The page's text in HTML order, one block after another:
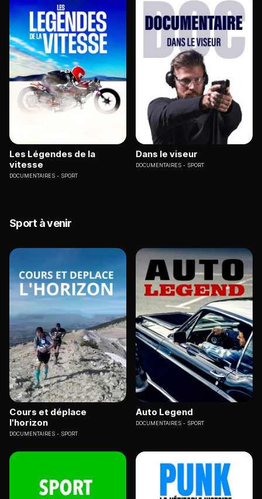
Les Légendes de la
vitesse
DOCUMENTAIRES SPORT
Dans le viseur
DOCUMENTAIRES SPORT
Sport à venir
Cours et déplace
l'horizon
DOCUMENTAIRES SPORT
Auto Legend
DOCUMENTAIRES SPORT